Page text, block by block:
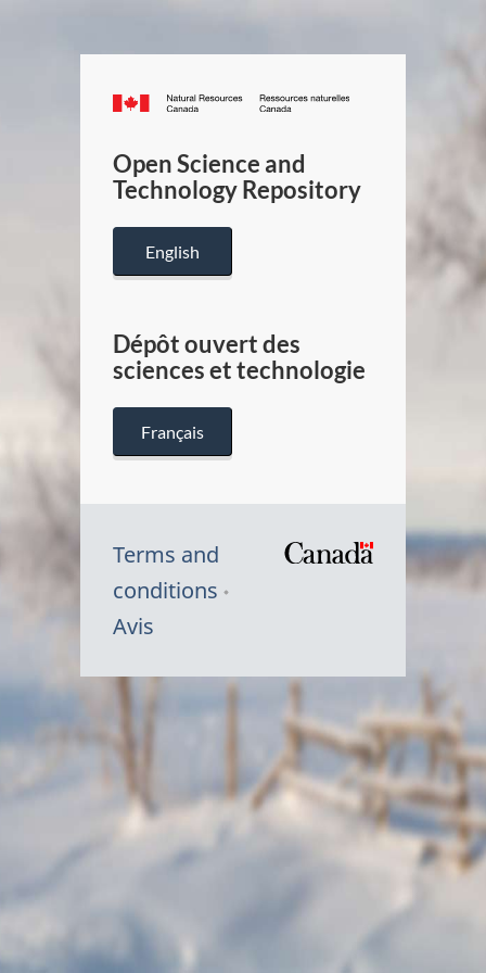
Canada.ca
/
Canada
Open Science and
Technology Repository
English
Dépôt ouvert des
sciences et technologie
Français
Terms and
conditions
Avis
Symbole
Canada